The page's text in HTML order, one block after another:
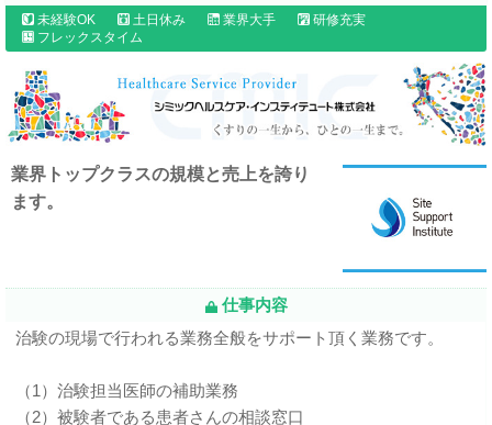
未経験OK 土日休み 業界大手
研修充実
フレックスタイム
業界トップクラスの規模と売上を誇り
ます。
仕事内容
治験の現場で行われる業務全般をサポート頂く業務です。
（1）治験担当医師の補助業務
（2）被験者である患者さんの相談窓口